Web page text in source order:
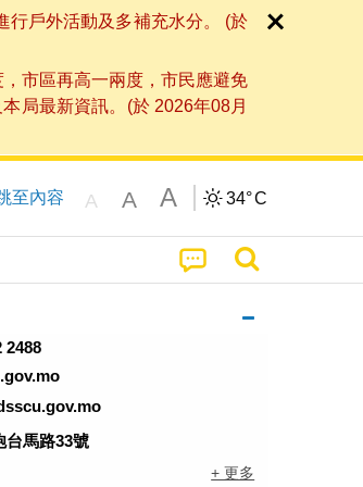
行戶外活動及多補充水分。 (於
市區再高一兩度，市民應避免
局最新資訊。(於 2026年08月
至內容 A A A 34°C
2488
台馬路33號
+ 更多